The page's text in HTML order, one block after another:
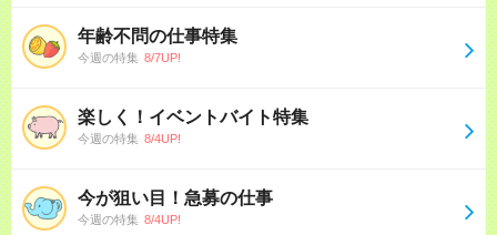
年齢不問の仕事特集
今週の特集 8/7UP!
楽しく！イベントバイト特集
今週の特集 8/4UP!
今が狙い目！急募の仕事
今週の特集 8/4UP!